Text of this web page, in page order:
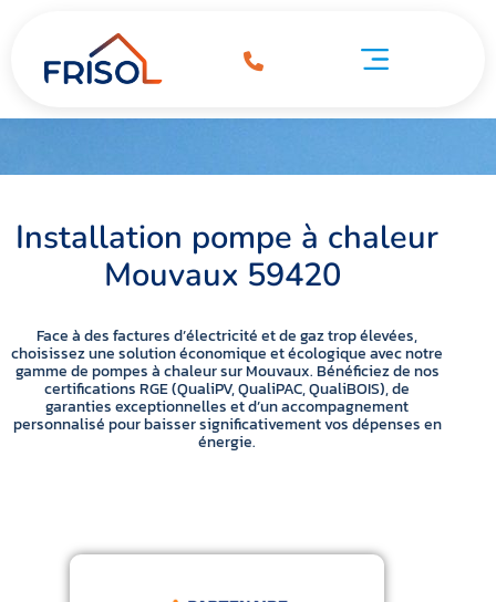
Installation pompe à chaleur
Mouvaux 59420
Face à des factures d’électricité et de gaz trop élevées,
choisissez une solution économique et écologique avec notre
gamme de pompes à chaleur sur Mouvaux. Bénéficiez de nos
certifications RGE (QualiPV, QualiPAC, QualiBOIS), de
garanties exceptionnelles et d’un accompagnement
personnalisé pour baisser significativement vos dépenses en
énergie.